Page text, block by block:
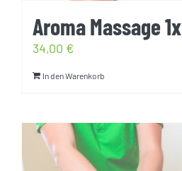
Aroma Massage 1x
34,00 €
In den Warenkorb